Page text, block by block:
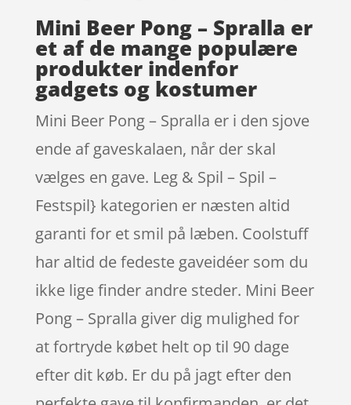
Mini Beer Pong – Spralla er
et af de mange populære
produkter indenfor
gadgets og kostumer
Mini Beer Pong – Spralla er i den sjove
ende af gaveskalaen, når der skal
vælges en gave. Leg & Spil – Spil –
Festspil} kategorien er næsten altid
garanti for et smil på læben. Coolstuff
har altid de fedeste gaveidéer som du
ikke lige finder andre steder. Mini Beer
Pong – Spralla giver dig mulighed for
at fortryde købet helt op til 90 dage
efter dit køb. Er du på jagt efter den